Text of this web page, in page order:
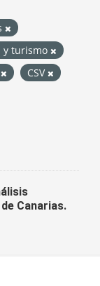
y turismo
CSV
Canarias.